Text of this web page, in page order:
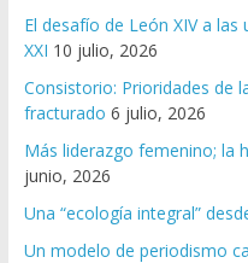
El desafío de León XIV a
XXI 10 julio, 2026
Consistorio: Prioridades de
fracturado 6 julio, 2026
Más liderazgo femenino; la
junio, 2026
Una “ecología integral”
Un modelo de periodismo